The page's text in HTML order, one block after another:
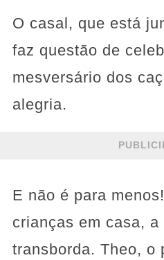
O casal, que está
faz questão de
mesversário dos
alegria.
E não é para
crianças em casa,
transborda. Theo, o